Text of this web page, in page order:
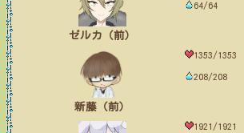
ゼルカ（前）
64/64
新藤（前）
1353/1353
208/208
1921/1921